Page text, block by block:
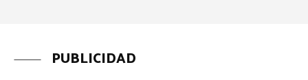
PUBLICIDAD